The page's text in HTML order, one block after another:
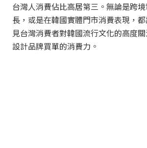
台灣人消費佔比高居第三。無論是跨
長，或是在韓國實體門市消費表現，
見台灣消費者對韓國流行文化的高度
設計品牌買單的消費力。